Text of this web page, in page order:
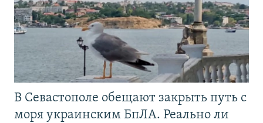
В Севастополе обещают закрыть путь с
моря украинским БпЛА. Реально ли